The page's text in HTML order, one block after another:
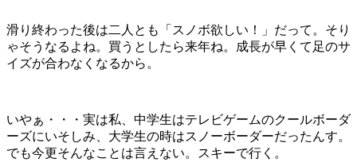
滑り終わった後は二人とも「スノボ欲しい！」だって。そり
ゃそうなるよね。買うとしたら来年ね。成長が早くて足のサ
イズが合わなくなるから。
いやぁ・・・実は私、中学生はテレビゲームのクールボーダ
ーズにいそしみ、大学生の時はスノーボーダーだったんす。
でも今更そんなことは言えない。スキーで行く。